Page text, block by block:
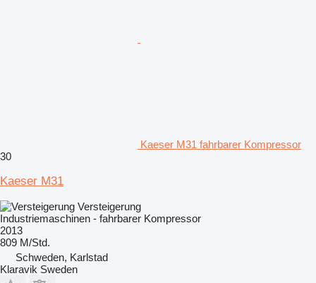
Kaeser M31 fahrbarer Kompressor
30
Kaeser M31
Versteigerung
Industriemaschinen - fahrbarer Kompressor
2013
809 M/Std.
Schweden, Karlstad
Klaravik Sweden